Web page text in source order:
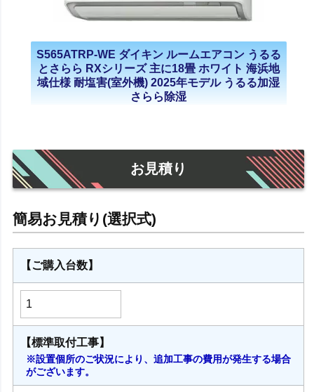
S565ATRP-WE ダイキン ルームエアコン うるる
とさらら RXシリーズ 主に18畳 ホワイト 海浜地
域仕様 耐塩害(室外機) 2025年モデル うるる加湿
さらら除湿
お見積り
【ご購入台数】
【標準取付工事】
※設置個所のご状況により、追加工事の費用が発生する場合
がございます。